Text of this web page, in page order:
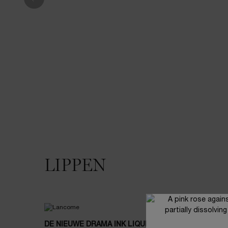
LIPPEN
DE NIEUWE DRAMA INK LIQUID MATTE